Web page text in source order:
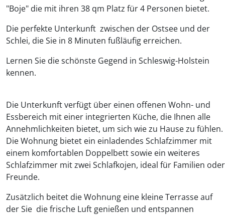
"Boje" die mit ihren 38 qm Platz für 4 Personen bietet.
Die perfekte Unterkunft zwischen der Ostsee und der
Schlei, die Sie in 8 Minuten fußläufig erreichen.
Lernen Sie die schönste Gegend in Schleswig-Holstein
kennen.
Die Unterkunft verfügt über einen offenen Wohn- und
Essbereich mit einer integrierten Küche, die Ihnen alle
Annehmlichkeiten bietet, um sich wie zu Hause zu fühlen.
Die Wohnung bietet ein einladendes Schlafzimmer mit
einem komfortablen Doppelbett sowie ein weiteres
Schlafzimmer mit zwei Schlafkojen, ideal für Familien oder
Freunde.
Zusätzlich beitet die Wohnung eine kleine Terrasse auf
der Sie die frische Luft genießen und entspannen